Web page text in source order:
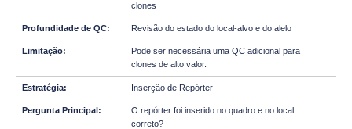
clones
Revisão do estado do local-alvo e do alelo
Pode ser necessária uma QC adicional para
clones de alto valor.
Inserção de Repórter
O repórter foi inserido no quadro e no local
correto?